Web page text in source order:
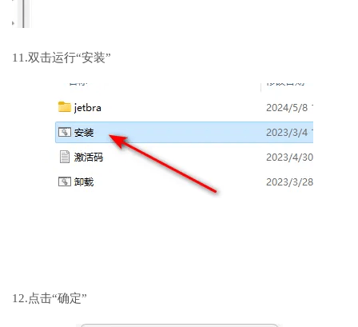
11.双击运行“安装”
12.点击“确定”